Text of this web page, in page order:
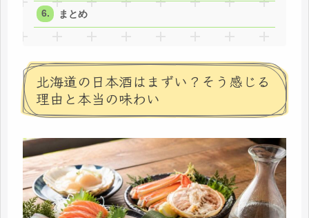
まとめ
北海道の日本酒はまずい？そう感じる
理由と本当の味わい